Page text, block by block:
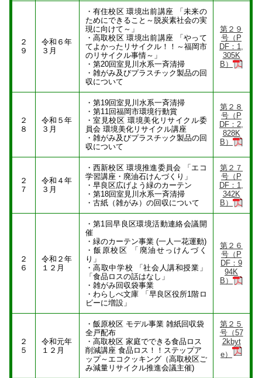
２
９
令和６年
３月
・有住校区 環境出前講座 「未来の
ためにできること～脱炭素社会の実
現に向けて～」
・高取校区 環境出前講座 「やって
てよかったリサイクル！！～福岡市
のリサイクル事情～」
・第20回室見川水系一斉清掃
・雑がみ及びプラスチック製品の回
収について
第２９
号（P
DF：1,
305K
B）
２
８
令和５年
３月
・第19回室見川水系一斉清掃
・第11回福岡市環境行動賞
・室見校区 環境美化リサイクル委
員会 環境美化リサイクル講座
・雑がみ及びプラスチック製品の回
収について
第２８
号（P
DF：2,
828K
B）
２
７
令和４年
３月
・西新校区 環境推進委員会 「エコ
学習講座・廃油石けんづくり」
・早良区広げよう緑のカーテン
・第18回室見川水系一斉清掃
・古紙（雑がみ）の回収について
第２７
号（P
DF：1,
342K
B）
２
６
令和２年
１２月
・第1回早良区環境活動連絡会議開
催
・緑のカーテン事業 (一人一花運動)
・飯原校区 「廃油せっけんづく
り」
・高取中学校 「社会人講和授業」
「食品ロスの話はなし」
・雑がみ回収袋事業
・わらしべ文庫 「早良区役所1階ロ
ビーに増設」
第２６
号（P
DF：9
94K
B）
２
５
令和元年
１２月
・飯原校区 モデル事業 雑紙回収袋
全戸配布
・高取校区 家庭でできる食品ロス
削減講座 食品ロス！！ステップア
ップ～エコクッキング（高取校区ご
み減量リサイクル推進会議主催)
第２５
号（57
2kbyt
e）